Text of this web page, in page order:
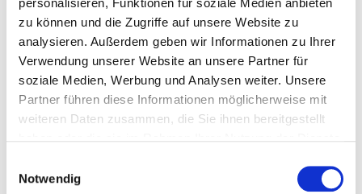
zu können und die Zugriffe auf unsere Website zu
analysieren. Außerdem geben wir Informationen zu Ihrer
Verwendung unserer Website an unsere Partner für
soziale Medien, Werbung und Analysen weiter. Unsere
Partner führen diese Informationen möglicherweise mit
weiteren Daten zusammen, die Sie ihnen bereitgestellt
Notwendig
Was halten Schrauben wirklich